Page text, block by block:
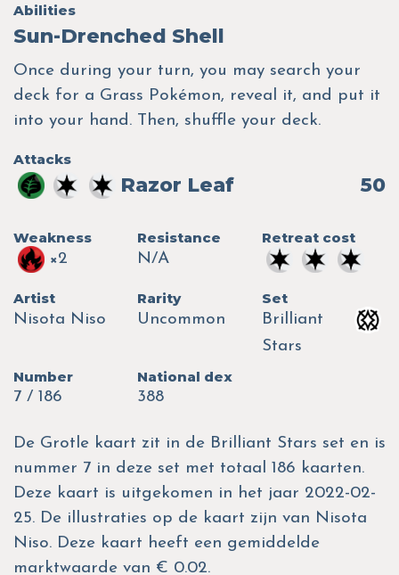
Abilities
Sun-Drenched Shell
Once during your turn, you may search your
deck for a Grass Pokémon, reveal it, and put it
into your hand. Then, shuffle your deck.
Attacks
Razor Leaf 50
Weakness
×2
Resistance
N/A
Retreat cost
Artist
Nisota Niso
Rarity
Uncommon
Set
Brilliant
Stars
Number
7 / 186
National dex
388
De Grotle kaart zit in de Brilliant Stars set en is
nummer 7 in deze set met totaal 186 kaarten.
Deze kaart is uitgekomen in het jaar 2022-02-
25. De illustraties op de kaart zijn van Nisota
Niso. Deze kaart heeft een gemiddelde
marktwaarde van € 0.02.